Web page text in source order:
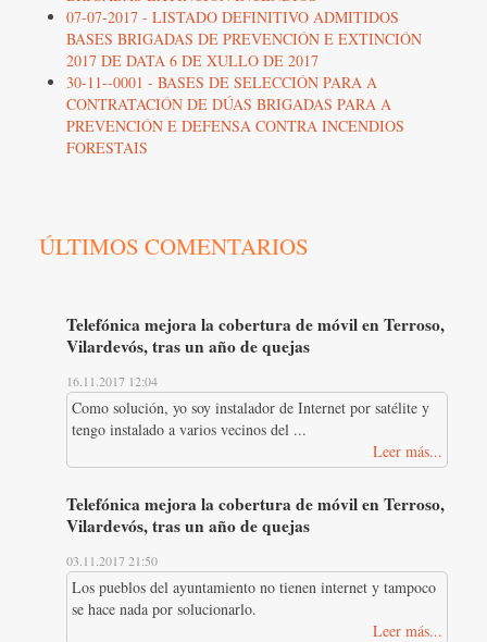
07-07-2017 - LISTADO DEFINITIVO ADMITIDOS
BASES BRIGADAS DE PREVENCIÓN E EXTINCIÓN
2017 DE DATA 6 DE XULLO DE 2017
30-11--0001 - BASES DE SELECCIÓN PARA A
CONTRATACIÓN DE DÚAS BRIGADAS PARA A
PREVENCIÓN E DEFENSA CONTRA INCENDIOS
FORESTAIS
ÚLTIMOS COMENTARIOS
Telefónica mejora la cobertura de móvil en Terroso,
Vilardevós, tras un año de quejas
16.11.2017 12:04
Como solución, yo soy instalador de Internet por satélite y
tengo instalado a varios vecinos del ...
Leer más...
Telefónica mejora la cobertura de móvil en Terroso,
Vilardevós, tras un año de quejas
03.11.2017 21:50
Los pueblos del ayuntamiento no tienen internet y tampoco
se hace nada por solucionarlo.
Leer más...